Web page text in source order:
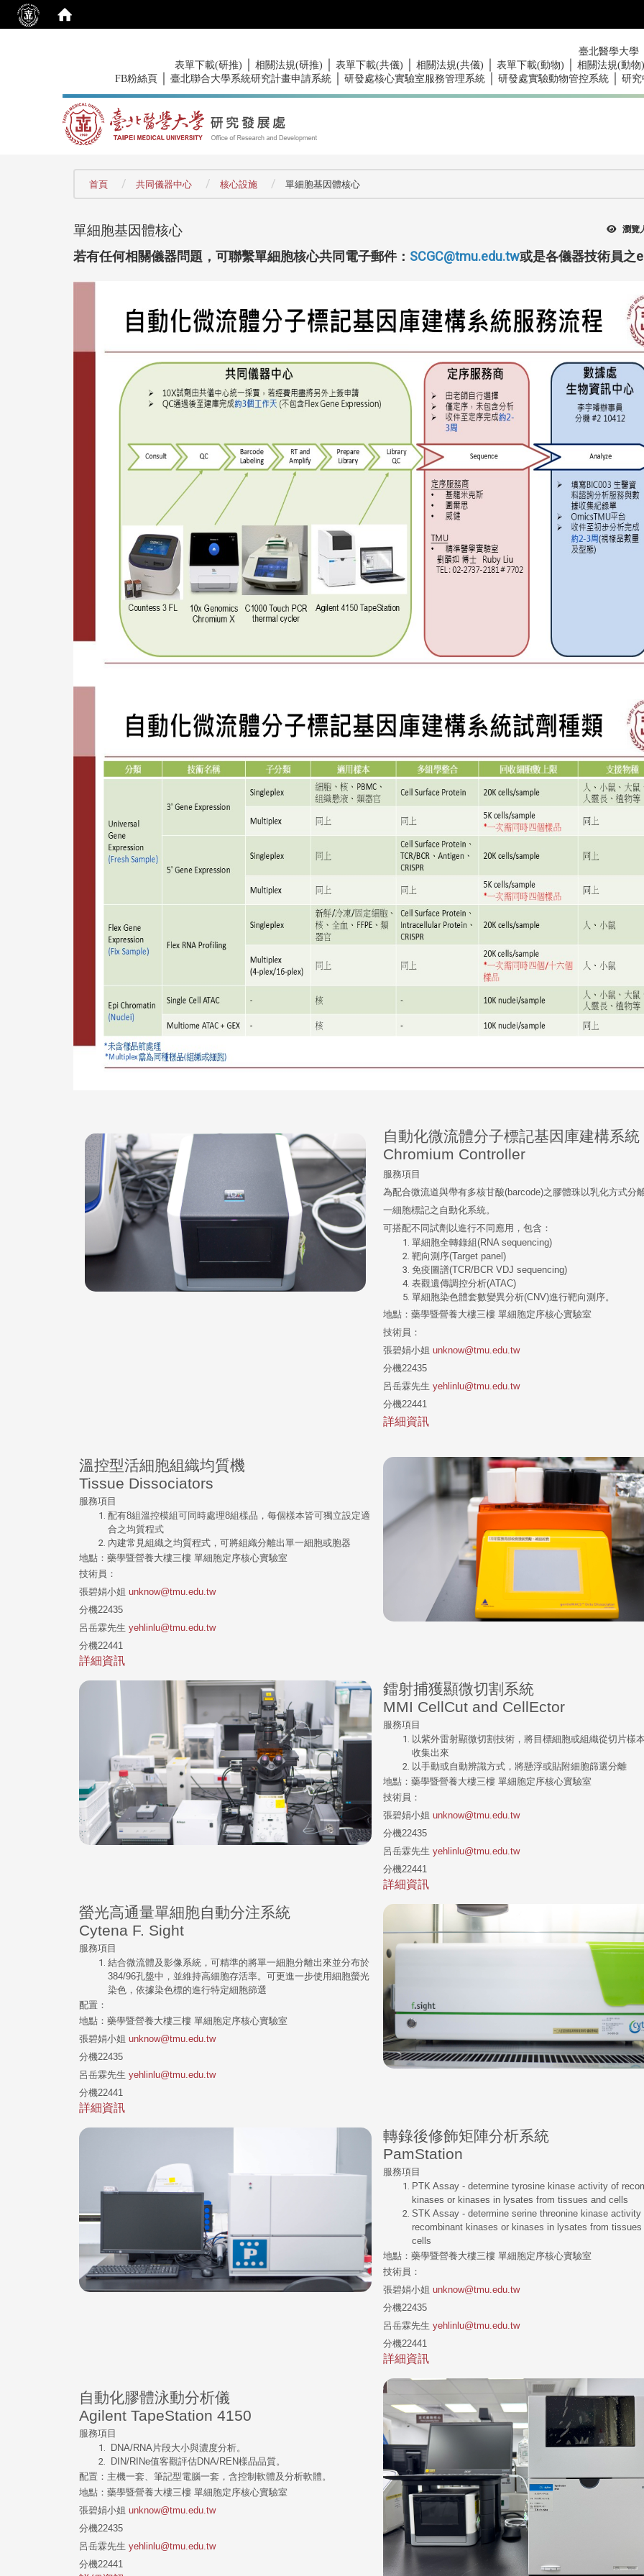
臺北醫學大學
表單下載(研推) 相關法規(研推) 表單下載(共儀) 相關法規(共儀) 表單下載(動物)
相關法規(動物)
FB粉絲頁
臺北聯合大學系統研究計畫申請系統 研發處核心實驗室服務管理系統 研發處實驗動物管控系統 研究
首頁 共同儀器中心 核心設施 單細胞基因體核心
瀏覽
單細胞基因體核心
若有任何相關儀器問題，可聯繫單細胞核心共同電子郵件： SCGC@tmu.edu.tw或是各儀器技術員之
自動化微流體分子標記基因庫建構系統
Chromium Controller
服務項目
為配合微流道與帶有多核甘酸(barcode)之膠體珠以乳化方式分
一細胞標記之自動化系統。
可搭配不同試劑以進行不同應用，包含：
單細胞全轉錄組(RNA sequencing)
靶向測序(Target panel)
免疫圖譜(TCR/BCR VDJ sequencing)
表觀遺傳調控分析(ATAC)
單細胞染色體套數變異分析(CNV)進行靶向測序。
地點：藥學暨營養大樓三樓 單細胞定序核心實驗室
技術員：
張碧娟小姐 unknow@tmu.edu.tw
分機22435
呂岳霖先生 yehlinlu@tmu.edu.tw
分機22441
詳細資訊
溫控型活細胞組織均質機
Tissue Dissociators
服務項目
配有8組溫控模組可同時處理8組樣品，每個樣本皆可獨立設定適
合之均質程式
內建常見組織之均質程式，可將組織分離出單一細胞或胞器
地點：藥學暨營養大樓三樓 單細胞定序核心實驗室
技術員：
張碧娟小姐 unknow@tmu.edu.tw
分機22435
呂岳霖先生 yehlinlu@tmu.edu.tw
分機22441
詳細資訊
鐳射捕獲顯微切割系統
MMI CellCut and CellEctor
服務項目
以紫外雷射顯微切割技術，將目標細胞或組織從切片樣
收集出來
以手動或自動辨識方式，將懸浮或貼附細胞篩選分離
地點：藥學暨營養大樓三樓 單細胞定序核心實驗室
技術員：
張碧娟小姐 unknow@tmu.edu.tw
分機22435
呂岳霖先生 yehlinlu@tmu.edu.tw
分機22441
詳細資訊
螢光高通量單細胞自動分注系統
Cytena F. Sight
服務項目
結合微流體及影像系統，可精準的將單一細胞分離出來並分布於
384/96孔盤中，並維持高細胞存活率。可更進一步使用細胞螢光
染色，依據染色標的進行特定細胞篩選
配置：
地點：藥學暨營養大樓三樓 單細胞定序核心實驗室
張碧娟小姐 unknow@tmu.edu.tw
分機22435
呂岳霖先生 yehlinlu@tmu.edu.tw
分機22441
詳細資訊
轉錄後修飾矩陣分析系統
PamStation
服務項目
PTK Assay - determine tyrosine kinase activity of
kinases or kinases in lysates from tissues and cells
STK Assay - determine serine threonine kinase activity
recombinant kinases or kinases in lysates from tissues
cells
地點：藥學暨營養大樓三樓 單細胞定序核心實驗室
技術員：
張碧娟小姐 unknow@tmu.edu.tw
分機22435
呂岳霖先生 yehlinlu@tmu.edu.tw
分機22441
詳細資訊
自動化膠體泳動分析儀
Agilent TapeStation 4150
服務項目
DNA/RNA片段大小與濃度分析。
DIN/RINe值客觀評估DNA/REN樣品品質。
配置： 主機一套、筆記型電腦一套，含控制軟體及分析軟體。
地點：藥學暨營養大樓三樓 單細胞定序核心實驗室
張碧娟小姐 unknow@tmu.edu.tw
分機22435
呂岳霖先生 yehlinlu@tmu.edu.tw
分機22441